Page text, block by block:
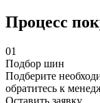
Процесс
01
Подбор шин
Подберите
обратитесь к
Оставить заявку